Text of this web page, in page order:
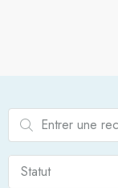
Statut